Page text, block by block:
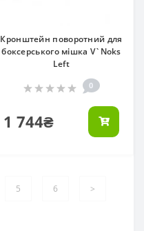
Кронштейн поворотний для
боксерського мішка V`Noks
Left
0
1 744₴
5 6 >